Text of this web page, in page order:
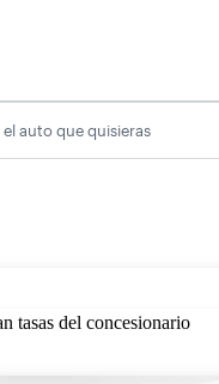
el auto que quisieras
tasas del concesionario